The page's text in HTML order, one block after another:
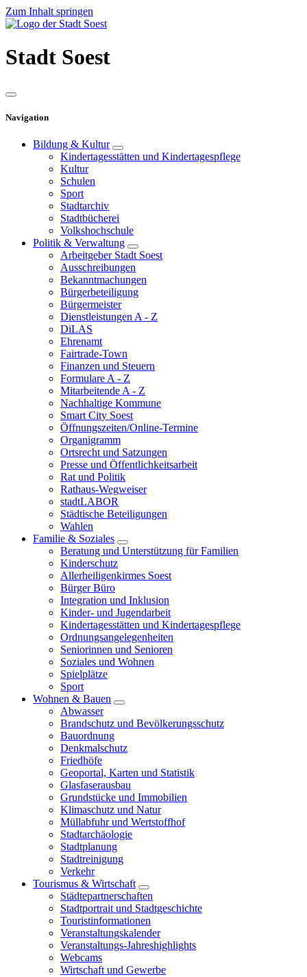
Zum Inhalt springen
Stadt Soest
Navigation
Bildung & Kultur
Kindertagesstätten und Kindertagespflege
Kultur
Schulen
Sport
Stadtarchiv
Stadtbücherei
Volkshochschule
Politik & Verwaltung
Arbeitgeber Stadt Soest
Ausschreibungen
Bekanntmachungen
Bürgerbeteiligung
Bürgermeister
Dienstleistungen A - Z
DiLAS
Ehrenamt
Fairtrade-Town
Finanzen und Steuern
Formulare A - Z
Mitarbeitende A - Z
Nachhaltige Kommune
Smart City Soest
Öffnungszeiten/Online-Termine
Organigramm
Ortsrecht und Satzungen
Presse und Öffentlichkeitsarbeit
Rat und Politik
Rathaus-Wegweiser
stadtLABOR
Städtische Beteiligungen
Wahlen
Familie & Soziales
Beratung und Unterstützung für Familien
Kinderschutz
Allerheiligenkirmes Soest
Bürger Büro
Integration und Inklusion
Kinder- und Jugendarbeit
Kindertagesstätten und Kindertagespflege
Ordnungsangelegenheiten
Seniorinnen und Senioren
Soziales und Wohnen
Spielplätze
Sport
Wohnen & Bauen
Abwasser
Brandschutz und Bevölkerungsschutz
Bauordnung
Denkmalschutz
Friedhöfe
Geoportal, Karten und Statistik
Glasfaserausbau
Grundstücke und Immobilien
Klimaschutz und Natur
Müllabfuhr und Wertstoffhof
Stadtarchäologie
Stadtplanung
Stadtreinigung
Verkehr
Tourismus & Wirtschaft
Städtepartnerschaften
Stadtportrait und Stadtgeschichte
Touristinformationen
Veranstaltungskalender
Veranstaltungs-Jahreshighlights
Webcams
Wirtschaft und Gewerbe